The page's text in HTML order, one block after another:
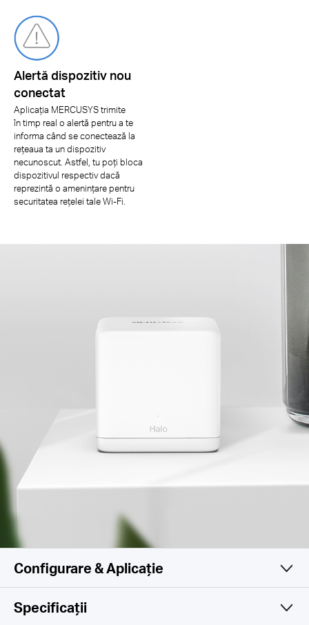
Alertă dispozitiv nou
conectat
Aplicația MERCUSYS trimite
în timp real o alertă pentru a te
informa când se conectează la
rețeaua ta un dispozitiv
necunoscut. Astfel, tu poți bloca
dispozitivul respectiv dacă
reprezintă o amenințare pentru
securitatea rețelei tale Wi-Fi.
Configurare & Aplicație
Specificații